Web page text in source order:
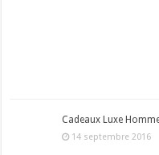
Cadeaux Luxe
14 septembre 2016